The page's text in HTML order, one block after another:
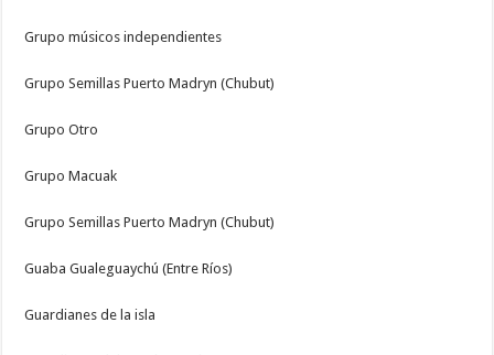
Grupo músicos independientes
Grupo Semillas Puerto Madryn (Chubut)
Grupo Otro
Grupo Macuak
Grupo Semillas Puerto Madryn (Chubut)
Guaba Gualeguaychú (Entre Ríos)
Guardianes de la isla